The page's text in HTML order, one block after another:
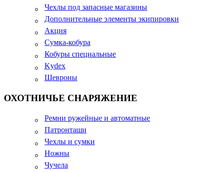
Чехлы под запасные магазины
Дополнительные элементы экипировки
Акция
Сумка-кобура
Кобуры специальные
Kydex
Шевроны
ОХОТНИЧЬЕ СНАРЯЖЕНИЕ
Ремни ружейные и автоматные
Патронташи
Чехлы и сумки
Ножны
Чучела